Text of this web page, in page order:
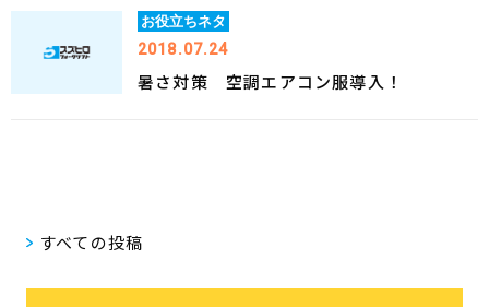
お役立ちネタ
2018.07.24
暑さ対策 空調エアコン服導入！
すべての投稿